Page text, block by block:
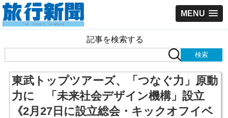
MENU
記事を検索する
東武トップツアーズ、「つなぐ力」原動
力に 「未来社会デザイン機構」設立
《2月27日に設立総会・キックオフイベ